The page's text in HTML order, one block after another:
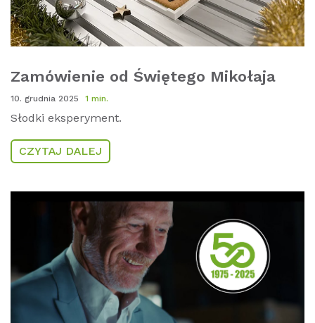
Zamówienie od Świętego Mikołaja
10. grudnia 2025 1 min.
Słodki eksperyment.
CZYTAJ DALEJ